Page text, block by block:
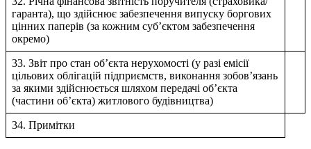
гаранта), що здійснює забезпечення випуску боргових
цінних паперів (за кожним суб’єктом забезпечення
окремо)
33. Звіт про стан об’єкта нерухомості (у разі емісії
цільових облігацій підприємств, виконання зобов’язань
за якими здійснюється шляхом передачі об’єкта
(частини об’єкта) житлового будівництва)
34. Примітки